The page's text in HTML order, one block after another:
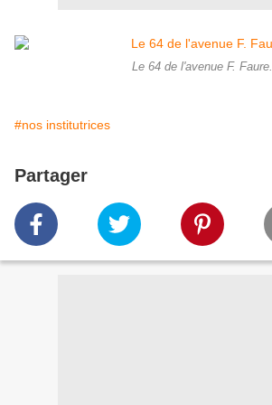
Le 64 de l'avenue F. Faure.
#nos institutrices
Partager